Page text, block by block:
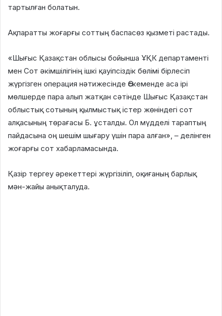
тартылған болатын.
Ақпаратты жоғарғы соттың баспасөз қызметі растады.
«Шығыс Қазақстан облысы бойынша ҰҚК департаменті
мен Сот әкімшілігінің ішкі қауіпсіздік бөлімі бірлесіп
жүргізген операция нәтижесінде Өскеменде аса ірі
мөлшерде пара алып жатқан сәтінде Шығыс Қазақстан
облыстық сотының қылмыстық істер жөніндегі сот
алқасының төрағасы Б. ұсталды. Ол мүдделі тараптың
пайдасына оң шешім шығару үшін пара алған», – делінген
жоғарғы сот хабарламасында.
Қазір тергеу әрекеттері жүргізіліп, оқиғаның барлық
мән-жайы анықталуда.